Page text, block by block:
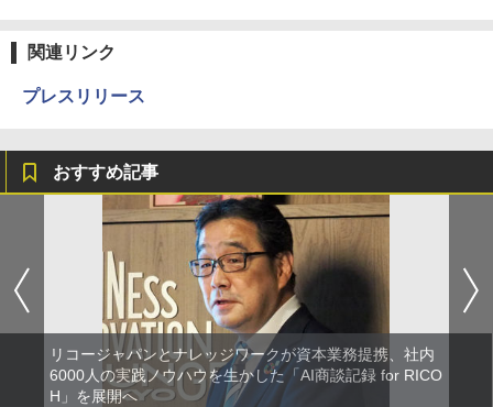
関連リンク
プレスリリース
おすすめ記事
リコージャパンとナレッジワークが資本業務提携、社内
6000人の実践ノウハウを生かした「AI商談記録 for RICO
H」を展開へ